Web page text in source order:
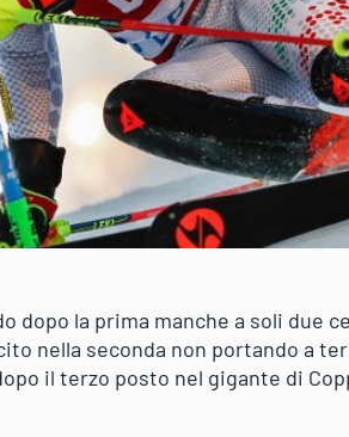
dopo la prima manche a soli due
nella seconda non portando a
il terzo posto nel gigante di